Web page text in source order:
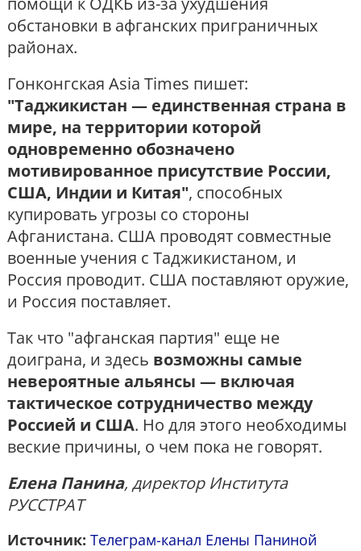
обстановки в афганских приграничных
районах.
Гонконгская Asia Times пишет:
"Таджикистан — единственная страна в
мире, на территории которой
одновременно обозначено
мотивированное присутствие России,
США, Индии и Китая", способных
купировать угрозы со стороны
Афганистана. США проводят совместные
военные учения с Таджикистаном, и
Россия проводит. США поставляют оружие,
и Россия поставляет.
Так что "афганская партия" еще не
доиграна, и здесь возможны самые
невероятные альянсы — включая
тактическое сотрудничество между
Россией и США. Но для этого необходимы
веские причины, о чем пока не говорят.
Елена Панина, директор Института
РУССТРАТ
Источник: Телеграм-канал Елены Паниной